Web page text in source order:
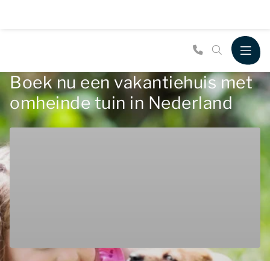
Boek nu een vakantiehuis met
omheinde tuin in Nederland